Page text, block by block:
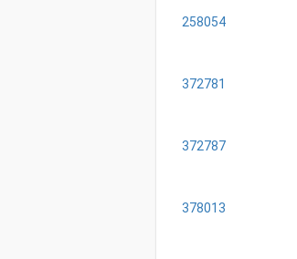
258054
372781
372787
378013